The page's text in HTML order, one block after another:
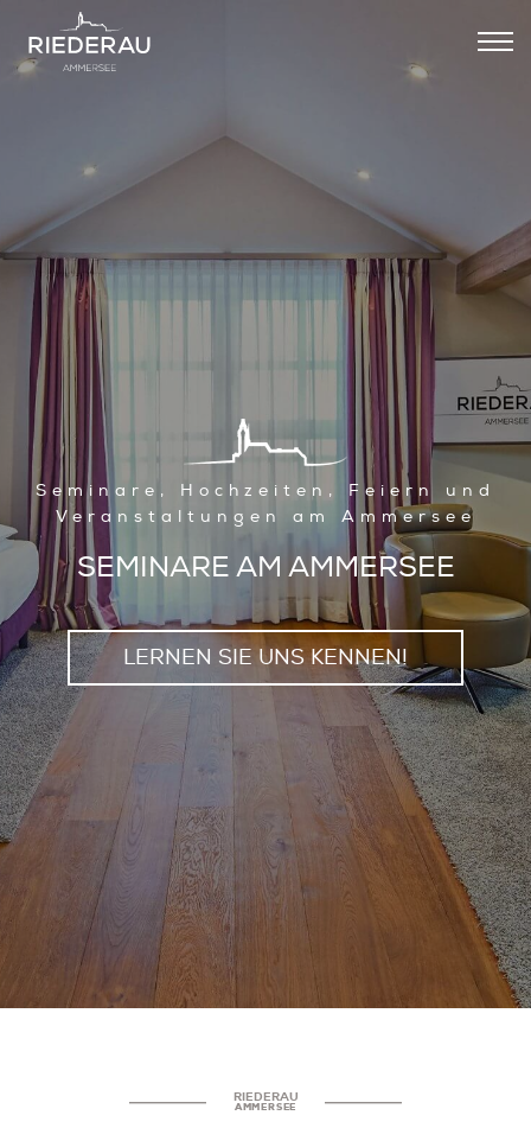
Seminare, Hochzeiten, Feiern und
Veranstaltungen am Ammersee
SEMINARE AM AMMERSEE
LERNEN SIE UNS KENNEN!
RIEDERAU
AMMERSEE